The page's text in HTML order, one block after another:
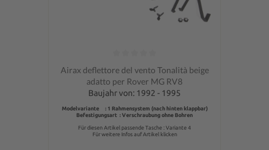
Valutazione media di 0 su 5 stelle
Airax deflettore del vento Tonalità beige
adatto per Rover MG RV8
Baujahr von: 1992 - 1995
Modelvariante : 1 Rahmensystem (nach hinten klappbar)
Befestigungsart : Verschraubung ohne Bohren
Für diesen Artikel passende Tasche : Variante 4
Für weitere Infos auf Artikel klicken